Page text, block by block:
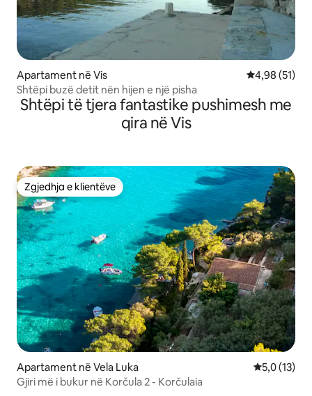
Apartament në Vis Vlerësimi
4,98 (51)
Shtëpi buzë detit nën hijen e një pisha
Shtëpi të tjera fantastike pushimesh me
qira në Vis
Zgjedhja e klientëve
Zgjedhja e klientëve
Apartament në Vela Luka Vlerësimi
5,0 (13)
Gjiri më i bukur në Korčula 2 - Korčulaia